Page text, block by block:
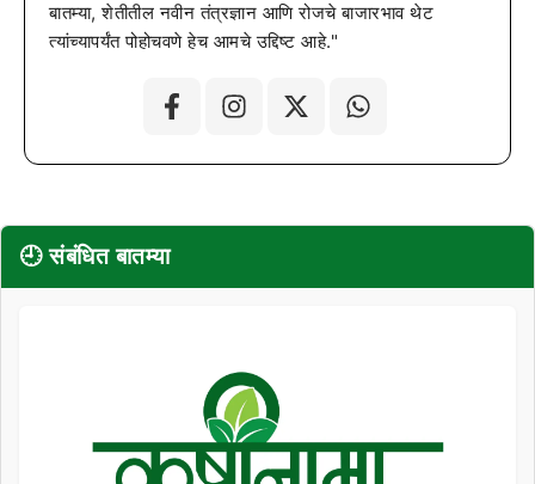
बातम्या, शेतीतील नवीन तंत्रज्ञान आणि रोजचे बाजारभाव थेट
त्यांच्यापर्यंत पोहोचवणे हेच आमचे उद्दिष्ट आहे."
🕘 संबंधित बातम्या